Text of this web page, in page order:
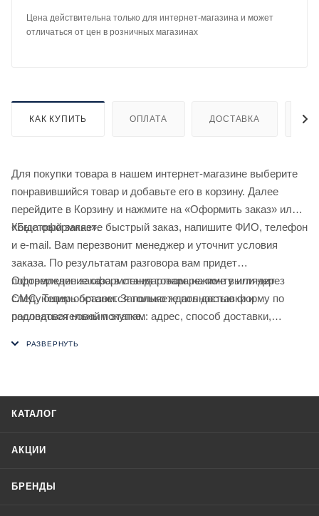
Цена действительна только для интернет-магазина и может
отличаться от цен в розничных магазинах
КАК КУПИТЬ ОПЛАТА ДОСТАВКА
Для покупки товара в нашем интернет-магазине выберите
понравившийся товар и добавьте его в корзину. Далее
перейдите в Корзину и нажмите на «Оформить заказ» или
«Быстрый заказ».
Когда оформляете быстрый заказ, напишите ФИО, телефон
и e-mail. Вам перезвонит менеджер и уточнит условия
заказа. По результатам разговора вам придет
подтверждение оформления товара на почту или через
СМС. Теперь останется только ждать доставки и
радоваться новой покупке.
Оформление заказа в стандартном режиме выглядит
следующим образом. Заполняете полностью форму по
последовательным этапам: адрес, способ доставки,
КАТАЛОГ
АКЦИИ
БРЕНДЫ